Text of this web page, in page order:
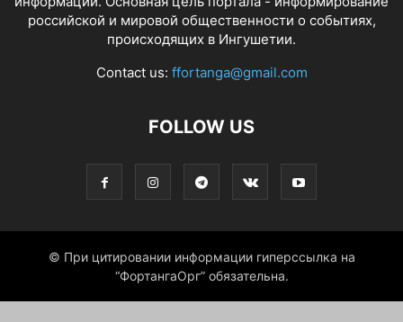
российской и мировой общественности о событиях,
происходящих в Ингушетии.
Contact us: ffortanga@gmail.com
FOLLOW US
© При цитировании информации гиперссылка на
“ФортангаОрг” обязательна.